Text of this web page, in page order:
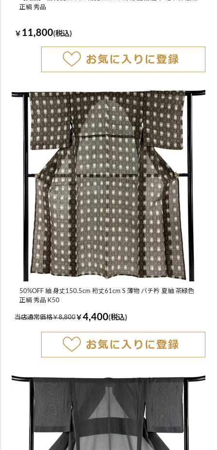
正絹 秀品
￥ 11,800(税込)
50%OFF 紬 身丈150.5cm 裄丈61cm S 薄物 バチ衿 夏紬 茶緑色
正絹 秀品 K50
当店通常価格￥8,800￥ 4,400(税込)